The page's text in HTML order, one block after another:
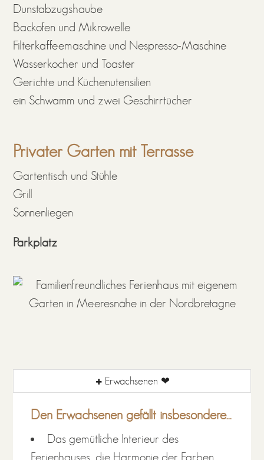
Dunstabzugshaube
Backofen und Mikrowelle
Filterkaffeemaschine und Nespresso-Maschine
Wasserkocher und Toaster
Gerichte und Küchenutensilien
ein Schwamm und zwei Geschirrtücher
Privater Garten mit Terrasse
Gartentisch und Stühle
Grill
Sonnenliegen
Parkplatz
Erwachsenen ❤
Den Erwachsenen gefällt insbesondere...
Das gemütliche Interieur des
Ferienhauses, die Harmonie der Farben